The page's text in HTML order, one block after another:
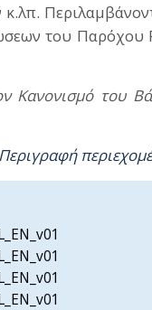
του Παρόχου
Κανονισμό του
Περιγραφή